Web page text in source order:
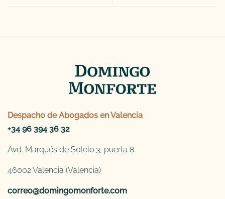
Despacho de Abogados en Valencia
+34 96 394 36 32
Avd. Marqués de Sotelo 3, puerta 8
46002 Valencia (Valencia)
correo@domingomonforte.com